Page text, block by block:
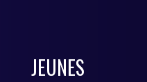
JEUNES